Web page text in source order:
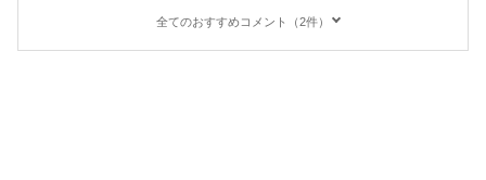
全てのおすすめコメント（2件）